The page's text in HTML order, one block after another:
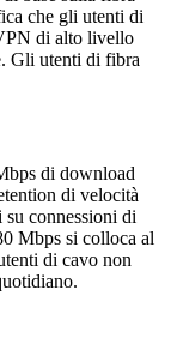
che gli utenti di
di alto livello
Gli utenti di fibra
di download
di velocità
connessioni di
Mbps si colloca al
di cavo non